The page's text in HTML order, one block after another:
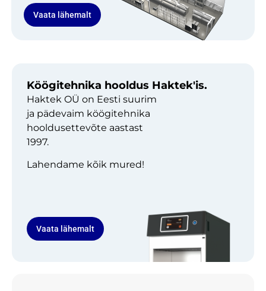
Vaata lähemalt
Köögitehnika hooldus Haktek'is.
Haktek OÜ on Eesti suurim
ja pädevaim köögitehnika
hooldusettevõte aastast
1997.
Lahendame kõik mured!
Vaata lähemalt